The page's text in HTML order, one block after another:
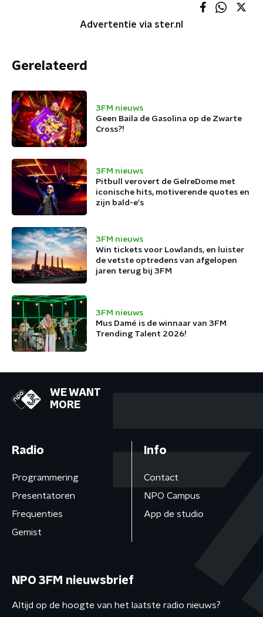
Advertentie via ster.nl
Gerelateerd
3FM nieuws
Geen Baila de Gasolina op de Zwarte
Cross?!
3FM nieuws
Pitbull verovert de GelreDome met
iconische hits, motiverende quotes en
zijn bald-e's
3FM nieuws
Win tickets voor Lowlands, en luister
de vetste optredens van afgelopen
jaren terug bij 3FM
3FM nieuws
Mus Damé is de winnaar van 3FM
Trending Talent 2026!
WE WANT
MORE
Radio
Programmering
Presentatoren
Frequenties
Gemist
Info
Contact
NPO Campus
App de studio
NPO 3FM nieuwsbrief
Altijd op de hoogte van het laatste radio nieuws?